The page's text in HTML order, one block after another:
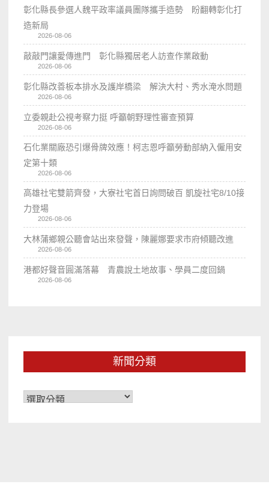
彰化縣長參選人魏平政率議員團隊攜手造勢 盼翻轉彰化打
造新局
2026-08-06
敲敲門讓愛傳進門 彰化縣獨居老人訪查作業啟動
2026-08-06
彰化縣改善板本排水及護岸橋梁 解決大村、秀水淹水問題
2026-08-06
立委親赴公視考察力挺 呼籲朝野理性審查預算
2026-08-06
石化業關廠恐引爆骨牌效應！柯志恩呼籲勞動部納入僱用安
定第十類
2026-08-06
高雄社宅雙箭齊發，大寮社宅首日詢問破百 凱旋社宅8/10接
力登場
2026-08-06
大林蒲鄉親公聽會站出來發聲，陳麗娜要求市府傾聽改進
2026-08-06
港都好聲音圓滿落幕 青農說土地故事、學員二度回鍋
2026-08-06
新聞分類
新